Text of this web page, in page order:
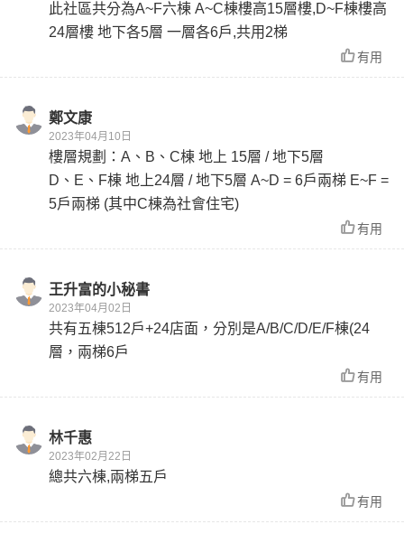
此社區共分為A~F六棟 A~C棟樓高15層樓,D~F棟樓高
24層樓 地下各5層 一層各6戶,共用2梯
有用
鄭文康
2023年04月10日
樓層規劃：A、B、C棟 地上 15層 / 地下5層
D、E、F棟 地上24層 / 地下5層 A~D = 6戶兩梯 E~F =
5戶兩梯 (其中C棟為社會住宅)
有用
王升富的小秘書
2023年04月02日
共有五棟512戶+24店面，分別是A/B/C/D/E/F棟(24
層，兩梯6戶
有用
林千惠
2023年02月22日
總共六棟,兩梯五戶
有用